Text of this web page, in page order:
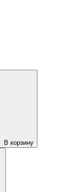
В корзину